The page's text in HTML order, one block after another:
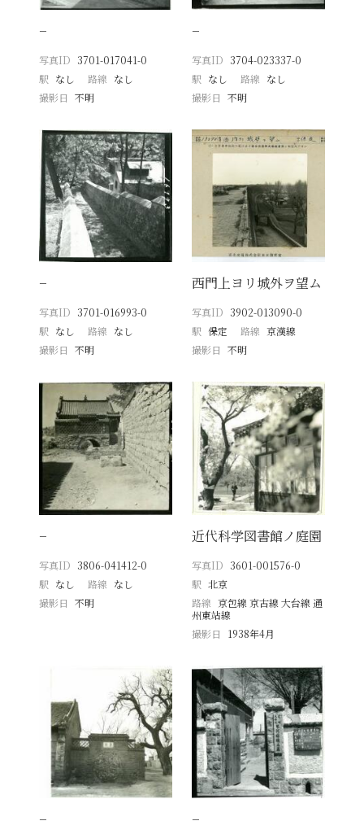
−
写真ID 3701-017041-0
駅 なし 路線 なし
撮影日
不明
−
写真ID 3704-023337-0
駅 なし 路線 なし
撮影日 不明
−
写真ID 3701-016993-0
駅 なし 路線 なし
撮影日
不明
西門上ヨリ城外ヲ望ム
写真ID 3902-013090-0
駅 保定 路線 京漢線
撮影日 不明
−
写真ID 3806-041412-0
駅 なし 路線 なし
撮影日
不明
近代科学図書館ノ庭園
写真ID 3601-001576-0
駅 北京
路線 京包線 京古線 大台線 通
州東站線
撮影日
1938年4月